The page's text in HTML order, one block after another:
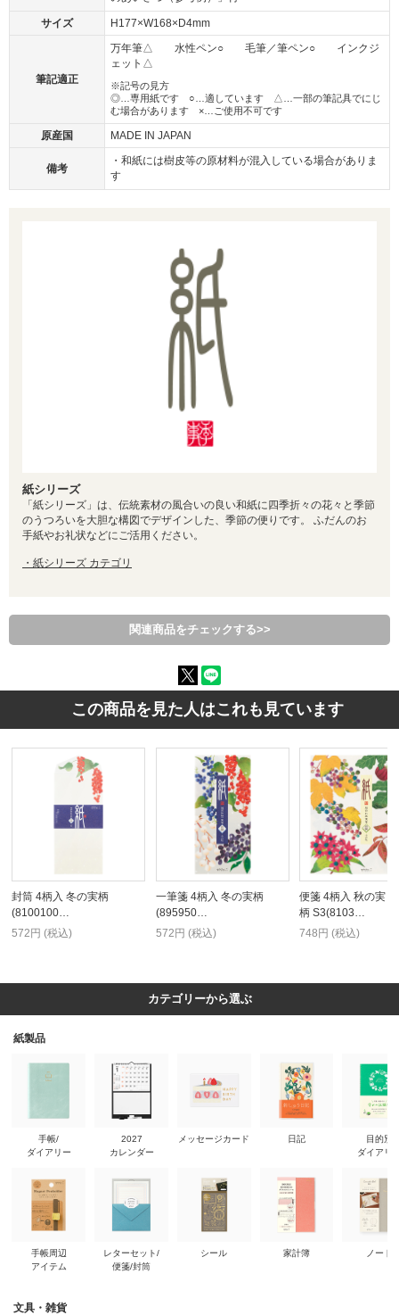
サイズ H177×W168×D4mm
筆記適正
万年筆△ 水性ペン○ 毛筆／筆ペン○ インクジ
ェット△
※記号の見方
◎…専用紙です ○…適しています △…一部の筆記具でにじ
む場合があります ×…ご使用不可です
原産国 MADE IN JAPAN
備考
・和紙には樹皮等の原材料が混入している場合がありま
す
紙シリーズ
「紙シリーズ」は、伝統素材の風合いの良い和紙に四季折々の花々と季節
のうつろいを大胆な構図でデザインした、季節の便りです。 ふだんのお
手紙やお礼状などにご活用ください。
・紙シリーズ カテゴリ
関連商品をチェックする>>
この商品を見た人はこれも見ています
封筒 4柄入 冬の実柄
(8100100…
572円 (税込)
一筆箋 4柄入 冬の実柄
(895950…
572円 (税込)
便箋 4柄入 秋の実
柄 S3(8103…
748円 (税込)
カテゴリーから選ぶ
紙製品
手帳/
ダイアリー
手帳周辺
アイテム
2027
カレンダー
レターセット/
便箋/封筒
メッセージカード
シール
日記
家計簿
目的別
ダイアリ
ノート
文具・雑貨